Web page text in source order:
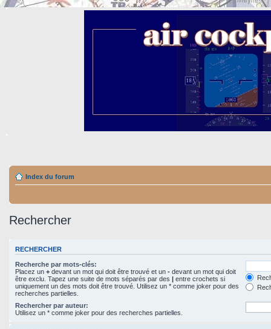
Index du forum
Rechercher
RECHERCHER
Recherche par mots-clés:
Placez un + devant un mot qui doit être trouvé et un - devant un mot qui doit
être exclu. Tapez une suite de mots séparés par des | entre crochets si
uniquement un des mots doit être trouvé. Utilisez un * comme joker pour des
recherches partielles.
Rechercher par auteur:
Utilisez un * comme joker pour des recherches partielles.